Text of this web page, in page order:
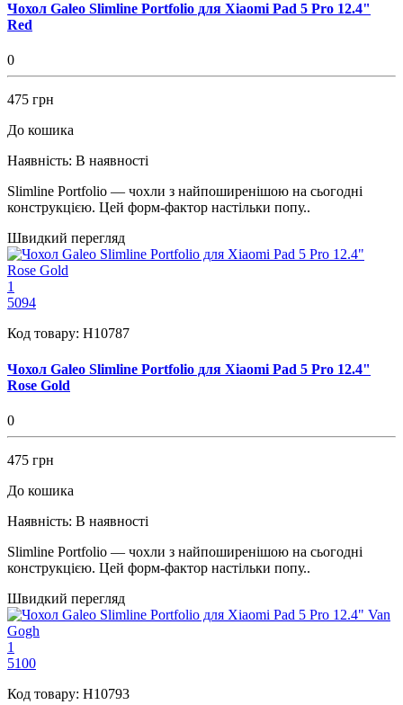
Чохол Galeo Slimline Portfolio для Xiaomi Pad 5 Pro 12.4"
Red
0
475 грн
До кошика
Наявність: В наявності
Slimline Portfolio — чохли з найпоширенішою на сьогодні
конструкцією. Цей форм-фактор настільки попу..
Швидкий перегляд
1
5094
Код товару: H10787
Чохол Galeo Slimline Portfolio для Xiaomi Pad 5 Pro 12.4"
Rose Gold
0
475 грн
До кошика
Наявність: В наявності
Slimline Portfolio — чохли з найпоширенішою на сьогодні
конструкцією. Цей форм-фактор настільки попу..
Швидкий перегляд
1
5100
Код товару: H10793